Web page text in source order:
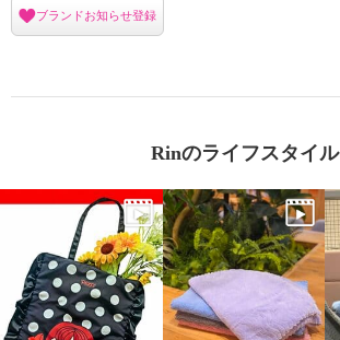
ブランドお知らせ登録
Rinのライフスタイル